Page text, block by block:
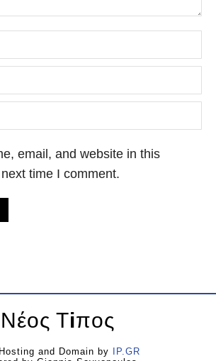
email, and website in this
time I comment.
Νέος Τiπος
and Domain by
IP.GR